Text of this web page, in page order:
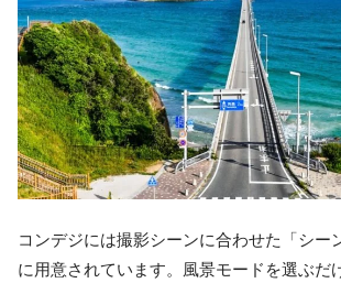
コンデジには撮影シーンに合わせた「シー
に用意されています。風景モードを選ぶだ